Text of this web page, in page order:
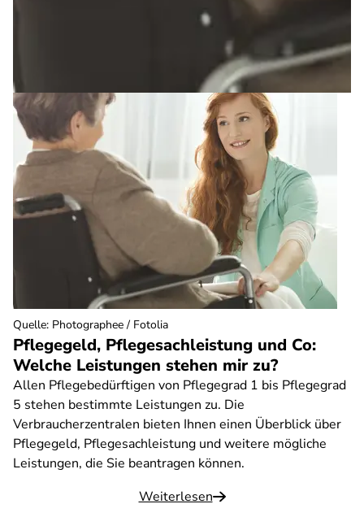
Pflegegeld, Pflegesachleistung und Co:
Welche Leistungen stehen mir zu?
Allen Pflegebedürftigen von Pflegegrad 1 bis Pflegegrad
5 stehen bestimmte Leistungen zu. Die
Verbraucherzentralen bieten Ihnen einen Überblick über
Pflegegeld, Pflegesachleistung und weitere mögliche
Leistungen, die Sie beantragen können.
Weiterlesen
Quelle: Photographee / Fotolia